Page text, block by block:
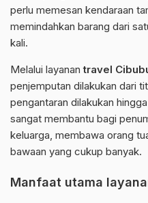
perlu memesan kendaraan
memindahkan barang dari
kali.
Melalui layanantravel
penjemputan dilakukan dari
pengantaran dilakukan
sangat membantu bagi
keluarga, membawa orang
bawaan yang cukup banyak.
Manfaat utama